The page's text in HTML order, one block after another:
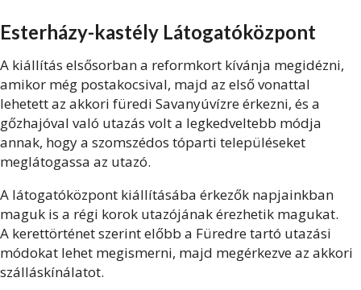
Esterházy-kastély Látogatóközpont
A kiállítás elsősorban a reformkort kívánja megidézni,
amikor még postakocsival, majd az első vonattal
lehetett az akkori füredi Savanyúvízre érkezni, és a
gőzhajóval való utazás volt a legkedveltebb módja
annak, hogy a szomszédos tóparti településeket
meglátogassa az utazó.
A látogatóközpont kiállításába érkezők napjainkban
maguk is a régi korok utazójának érezhetik magukat.
A kerettörténet szerint előbb a Füredre tartó utazási
módokat lehet megismerni, majd megérkezve az akkori
szálláskínálatot.